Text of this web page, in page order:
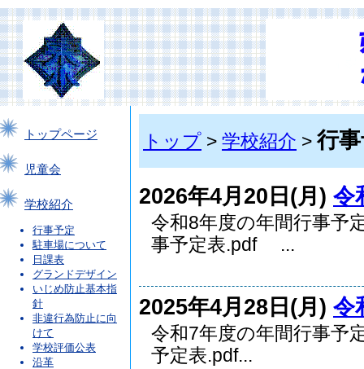
トップページ
児童会
学校紹介
行事予定
駐車場について
日課表
グランドデザイン
いじめ防止基本指
針
非違行為防止に向
けて
学校評価公表
沿革
トップ > 学校紹介 >行
2026年4月20日(月) 令
令和8年度の年間行事
事予定表.pdf ...
2025年4月28日(月) 令
令和7年度の年間行事
予定表.pdf...